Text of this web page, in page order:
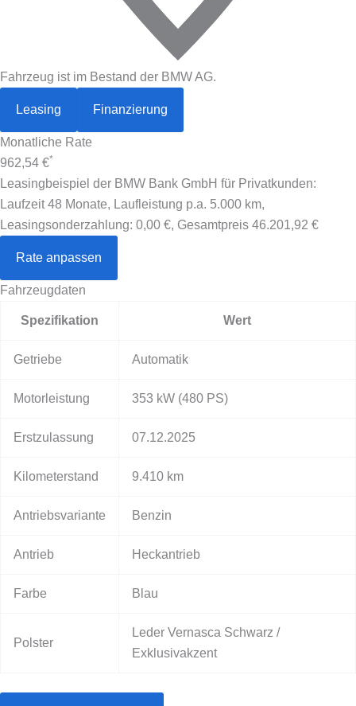
Fahrzeug ist im Bestand der BMW AG.
Leasing Finanzierung
Monatliche Rate
962,54 €*
Leasingbeispiel der BMW Bank GmbH für Privatkunden:
Laufzeit 48 Monate, Laufleistung p.a. 5.000 km,
Leasingsonderzahlung: 0,00 €, Gesamtpreis 46.201,92 €
Rate anpassen
Fahrzeugdaten
Spezifikation Wert
Getriebe Automatik
Motorleistung 353 kW (480 PS)
Erstzulassung 07.12.2025
Kilometerstand 9.410 km
Antriebsvariante Benzin
Antrieb Heckantrieb
Farbe Blau
Polster
Leder Vernasca Schwarz /
Exklusivakzent